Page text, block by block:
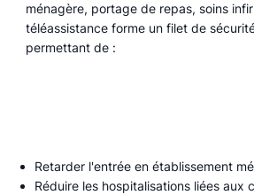
ménagère, portage de repas, soins
téléassistance forme un filet de
permettant de :
Retarder l'entrée en établissement
Réduire les hospitalisations liées aux